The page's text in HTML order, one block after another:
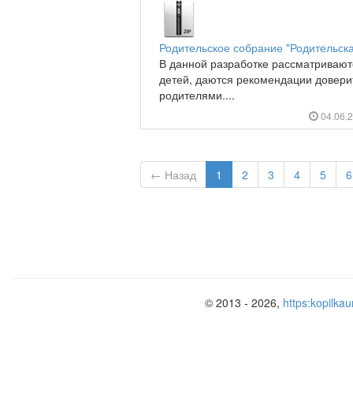
Родительское собрание
В данной разработке
детей, даются рекомендации
родителями....
← Назад 1 2 3 4 5 6
© 2013 - 2026,